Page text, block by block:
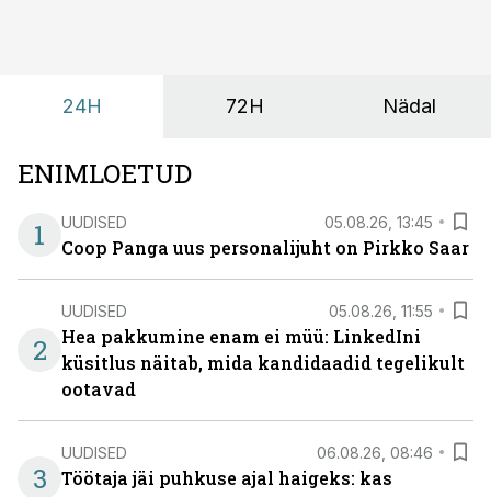
24H 72H Nädal
ENIMLOETUD
1
UUDISED 05.08.26, 13:45
Coop Panga uus personalijuht on Pirkko Saar
2
UUDISED 05.08.26, 11:55
Hea pakkumine enam ei müü: LinkedIni
küsitlus näitab, mida kandidaadid tegelikult
ootavad
3
UUDISED 06.08.26, 08:46
Töötaja jäi puhkuse ajal haigeks: kas